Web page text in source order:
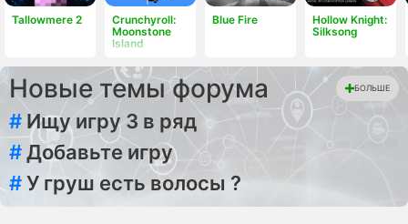
Tallowmere 2
Crunchyroll:
Moonstone
Island
Blue Fire
Hollow Knight:
Silksong
Новые темы форума БОЛЬШЕ
# Ищу игру 3 в ряд
#Добавьте игру
#У груш есть волосы ?